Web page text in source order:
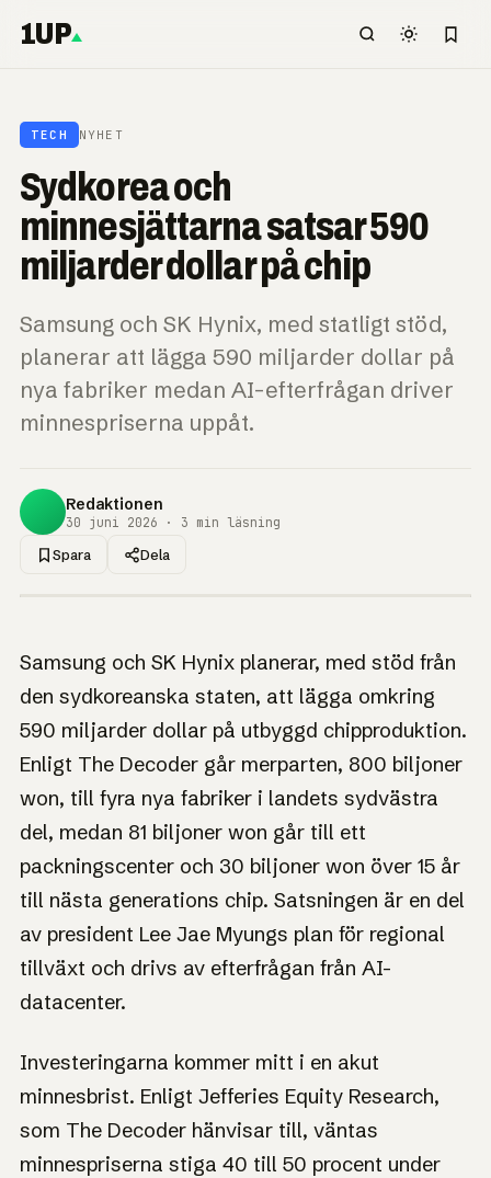
1UP
TECH NYHET
Sydkorea och
minnesjättarna satsar 590
miljarder dollar på chip
Samsung och SK Hynix, med statligt stöd,
planerar att lägga 590 miljarder dollar på
nya fabriker medan AI-efterfrågan driver
minnespriserna uppåt.
Redaktionen
30 juni 2026 · 3 min läsning
Spara Dela
Sydkorea och
minnesjättarna
satsar 590 miljarder
dollar på chip
Fyra nya fabriker ska byggas, men analytiker tror att
lättnaden för köpare dröjer till 2028.
Samsung och SK Hynix planerar, med stöd från
den sydkoreanska staten, att lägga omkring
590 miljarder dollar på utbyggd chipproduktion.
Enligt The Decoder går merparten, 800 biljoner
won, till fyra nya fabriker i landets sydvästra
del, medan 81 biljoner won går till ett
packningscenter och 30 biljoner won över 15 år
till nästa generations chip. Satsningen är en del
av president Lee Jae Myungs plan för regional
tillväxt och drivs av efterfrågan från AI-
datacenter.
Investeringarna kommer mitt i en akut
minnesbrist. Enligt Jefferies Equity Research,
som The Decoder hänvisar till, väntas
minnespriserna stiga 40 till 50 procent under